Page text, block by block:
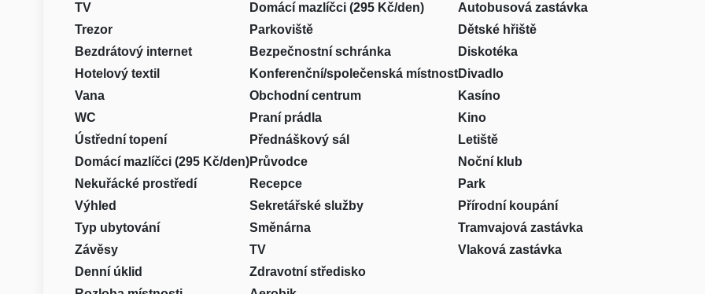
TV
Trezor
Bezdrátový internet
Hotelový textil
Vana
WC
Ústřední topení
Domácí mazlíčci (295 Kč/den)
Nekuřácké prostředí
Výhled
Typ ubytování
Závěsy
Denní úklid
Domácí mazlíčci (295 Kč/den)
Parkoviště
Bezpečnostní schránka
Konferenční/společenská místnost
Obchodní centrum
Praní prádla
Přednáškový sál
Průvodce
Recepce
Sekretářské služby
Směnárna
TV
Zdravotní středisko
Autobusová zastávka
Dětské hřiště
Diskotéka
Divadlo
Kasíno
Kino
Letiště
Noční klub
Park
Přírodní koupání
Tramvajová zastávka
Vlaková zastávka